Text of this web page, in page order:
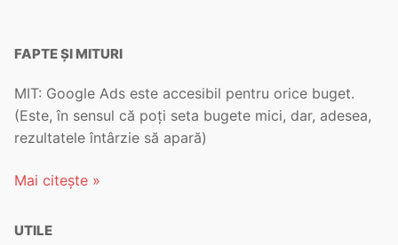
FAPTE ȘI MITURI
MIT: Google Ads este accesibil pentru orice buget.
(Este, în sensul că poți seta bugete mici, dar, adesea,
rezultatele întârzie să apară)
Mai citește »
UTILE